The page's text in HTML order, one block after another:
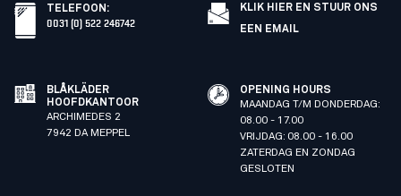
TELEFOON :
0031 (0) 522 246742
KLIK HIER EN STUUR ONS
EEN EMAIL
BLÅKLÄDER
HOOFDKANTOOR
ARCHIMEDES 2
7942 DA MEPPEL
OPENING HOURS
MAANDAG T/M DONDERDAG:
08.00 - 17.00
VRIJDAG: 08.00 - 16.00
ZATERDAG EN ZONDAG
GESLOTEN